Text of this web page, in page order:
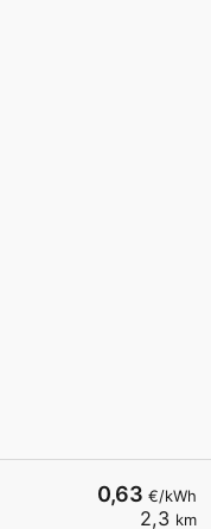
0,63 €/kWh
2,3 km